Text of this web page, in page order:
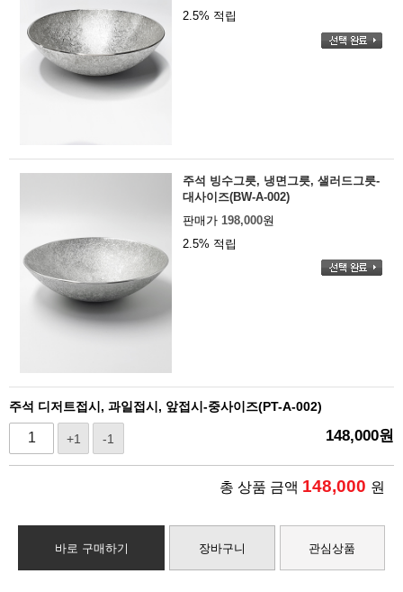
2.5% 적립
주석 빙수그릇, 냉면그릇, 샐러드그릇-
대사이즈(BW-A-002)
판매가 198,000원
2.5% 적립
주석 디저트접시, 과일접시, 앞접시-중사이즈(PT-A-002)
+1 -1 148,000원
총 상품 금액 148,000 원
바로 구매하기 장바구니 관심상품